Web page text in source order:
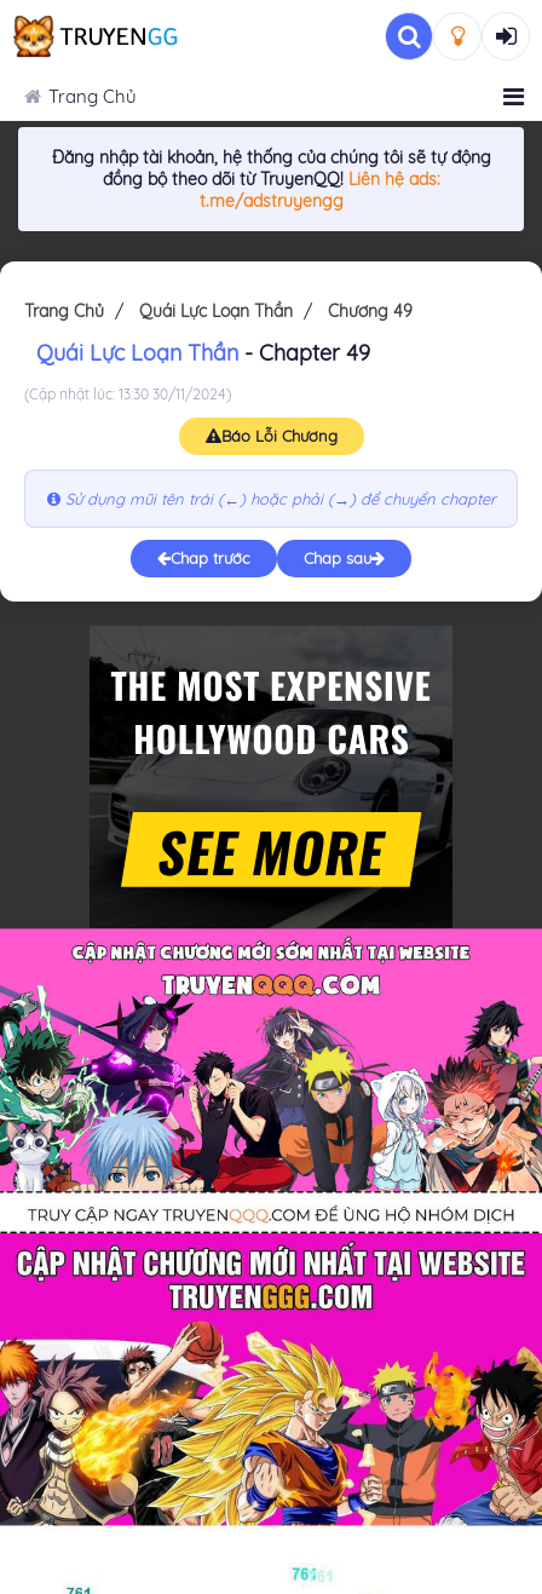
Trang Chủ
Đăng nhập tài khoản, hệ thống của chúng tôi sẽ tự động
đồng bộ theo dõi từ TruyenQQ! Liên hệ ads:
t.me/adstruyengg
Trang Chủ Quái Lực Loạn Thần Chương 49
Quái Lực Loạn Thần - Chapter 49
(Cập nhật lúc: 13:30 30/11/2024)
Báo Lỗi Chương
Sử dụng mũi tên trái (←) hoặc phải (→) để chuyển chapter
Chap trước Chap sau